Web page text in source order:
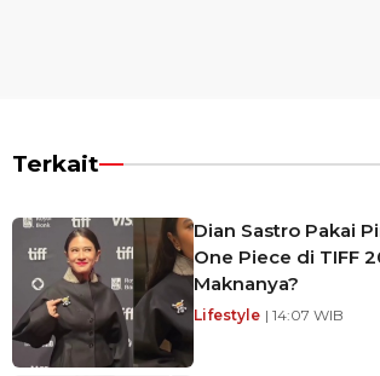
Terkait
Dian Sastro Pakai
One Piece di TIFF
Maknanya?
Lifestyle | 14:07 WIB